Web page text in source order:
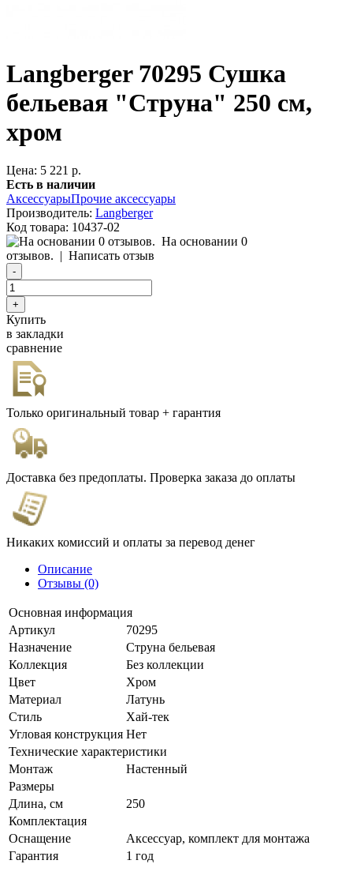
Langberger 70295 Сушка
бельевая "Струна" 250 см,
хром
Цена: 5 221 р.
Есть в наличии
АксессуарыПрочие аксессуары
Производитель: Langberger
Код товара: 10437-02
На основании 0
отзывов. | Написать отзыв
Купить
в закладки
сравнение
Только оригинальный товар + гарантия
Доставка без предоплаты. Проверка заказа до оплаты
Никаких комиссий и оплаты за перевод денег
Описание
Отзывы (0)
Основная информация
Артикул
70295
Назначение
Струна бельевая
Коллекция
Без коллекции
Цвет
Хром
Материал
Латунь
Стиль
Хай-тек
Угловая конструкция Нет
Технические характеристики
Монтаж
Настенный
Размеры
Длина, см
250
Комплектация
Оснащение
Аксессуар, комплект для монтажа
Гарантия
1 год